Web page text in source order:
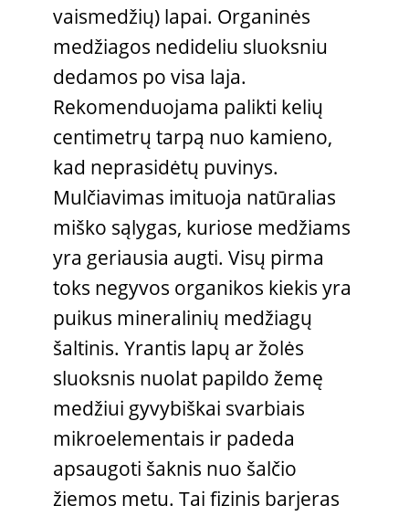
vaismedžių) lapai. Organinės
medžiagos nedideliu sluoksniu
dedamos po visa laja.
Rekomenduojama palikti kelių
centimetrų tarpą nuo kamieno,
kad neprasidėtų puvinys.
Mulčiavimas imituoja natūralias
miško sąlygas, kuriose medžiams
yra geriausia augti. Visų pirma
toks negyvos organikos kiekis yra
puikus mineralinių medžiagų
šaltinis. Yrantis lapų ar žolės
sluoksnis nuolat papildo žemę
medžiui gyvybiškai svarbiais
mikroelementais ir padeda
apsaugoti šaknis nuo šalčio
žiemos metu. Tai fizinis barjeras